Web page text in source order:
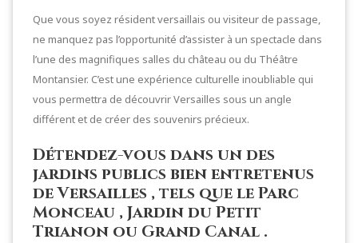
Que vous soyez résident versaillais ou visiteur de passage,
ne manquez pas l’opportunité d’assister à un spectacle dans
l’une des magnifiques salles du château ou du Théâtre
Montansier. C’est une expérience culturelle inoubliable qui
vous permettra de découvrir Versailles sous un angle
différent et de créer des souvenirs précieux.
Détendez-vous dans un des
jardins publics bien entretenus
de Versailles , tels que le Parc
Monceau , Jardin du Petit
Trianon ou Grand Canal .